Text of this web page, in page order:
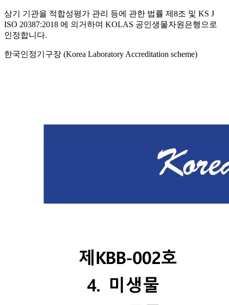
상기 기관을 적합성평가 관리 등에 관한 법률 제8조 및 KS J
ISO 20387:2018 에 의거하여 KOLAS 공인생물자원은행으로
인정합니다.
한국인정기구장 (Korea Laboratory Accreditation scheme)